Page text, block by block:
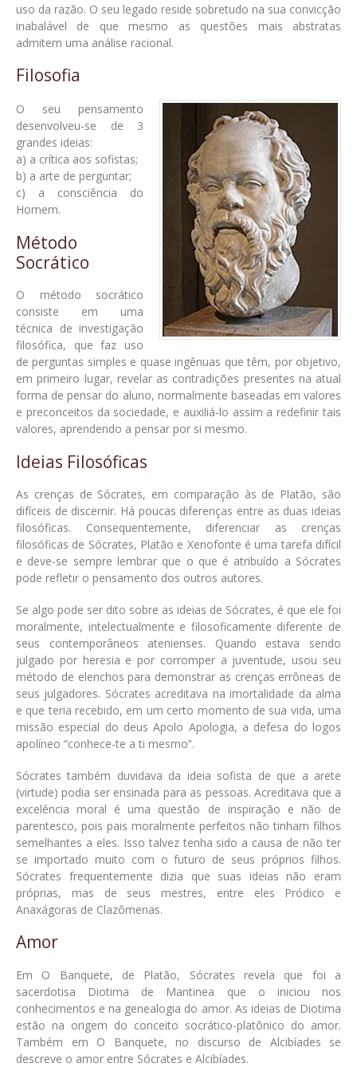
uso da razão. O seu legado reside sobretudo na sua convicção
inabalável de que mesmo as questões mais abstratas
admitem uma análise racional.
Filosofia
O seu pensamento
desenvolveu-se de 3
grandes ideias:
a) a crítica aos sofistas;
b) a arte de perguntar;
c) a consciência do
Homem.
Método
Socrático
O método socrático
consiste em uma
técnica de investigação
filosófica, que faz uso
de perguntas simples e quase ingênuas que têm, por objetivo,
em primeiro lugar, revelar as contradições presentes na atual
forma de pensar do aluno, normalmente baseadas em valores
e preconceitos da sociedade, e auxiliá-lo assim a redefinir tais
valores, aprendendo a pensar por si mesmo.
Ideias Filosóficas
As crenças de Sócrates, em comparação às de Platão, são
difíceis de discernir. Há poucas diferenças entre as duas ideias
filosóficas. Consequentemente, diferenciar as crenças
filosóficas de Sócrates, Platão e Xenofonte é uma tarefa difícil
e deve-se sempre lembrar que o que é atribuído a Sócrates
pode refletir o pensamento dos outros autores.
Se algo pode ser dito sobre as ideias de Sócrates, é que ele foi
moralmente, intelectualmente e filosoficamente diferente de
seus contemporâneos atenienses. Quando estava sendo
julgado por heresia e por corromper a juventude, usou seu
método de elenchos para demonstrar as crenças errôneas de
seus julgadores. Sócrates acreditava na imortalidade da alma
e que teria recebido, em um certo momento de sua vida, uma
missão especial do deus Apolo Apologia, a defesa do logos
apolíneo “conhece-te a ti mesmo”.
Sócrates também duvidava da ideia sofista de que a arete
(virtude) podia ser ensinada para as pessoas. Acreditava que a
excelência moral é uma questão de inspiração e não de
parentesco, pois pais moralmente perfeitos não tinham filhos
semelhantes a eles. Isso talvez tenha sido a causa de não ter
se importado muito com o futuro de seus próprios filhos.
Sócrates frequentemente dizia que suas ideias não eram
próprias, mas de seus mestres, entre eles Pródico e
Anaxágoras de Clazômenas.
Amor
Em O Banquete, de Platão, Sócrates revela que foi a
sacerdotisa Diotima de Mantinea que o iniciou nos
conhecimentos e na genealogia do amor. As ideias de Diotima
estão na origem do conceito socrático-platônico do amor.
Também em O Banquete, no discurso de Alcibíades se
descreve o amor entre Sócrates e Alcibíades.